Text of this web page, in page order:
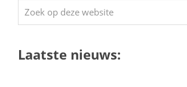
Zoek
op
website
Laatste nieuws: